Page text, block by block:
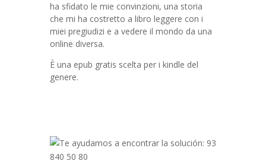
ha sfidato le mie convinzioni, una storia
che mi ha costretto a libro leggere con i
miei pregiudizi e a vedere il mondo da una
online diversa.
È una epub gratis scelta per i kindle del
genere.